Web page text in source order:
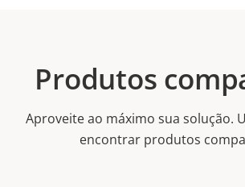
Produtos
Aproveite ao máximo sua solução.
encontrar produtos